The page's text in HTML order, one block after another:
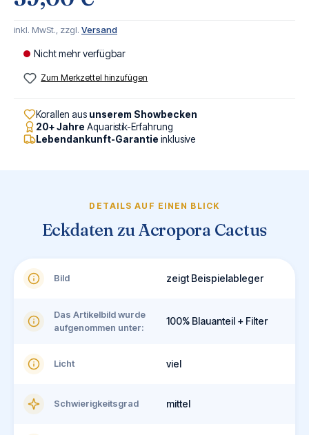
inkl. MwSt., zzgl. Versand
Nicht mehr verfügbar
Zum Merkzettel hinzufügen
Korallen aus unserem Showbecken
20+ Jahre Aquaristik-Erfahrung
Lebendankunft-Garantie inklusive
DETAILS AUF EINEN BLICK
Eckdaten zu Acropora Cactus
Bild zeigt Beispielableger
Das Artikelbild wurde
aufgenommen unter:
100% Blauanteil + Filter
Licht viel
Schwierigkeitsgrad mittel